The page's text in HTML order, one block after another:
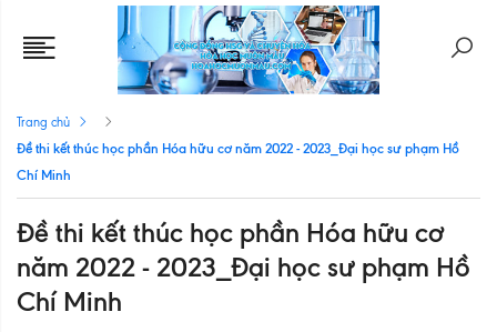
Trang chủ
Đề thi kết thúc học phần Hóa hữu cơ năm 2022 - 2023_Đại học sư phạm Hồ
Chí Minh
Đề thi kết thúc học phần Hóa hữu cơ
năm 2022 - 2023_Đại học sư phạm Hồ
Chí Minh